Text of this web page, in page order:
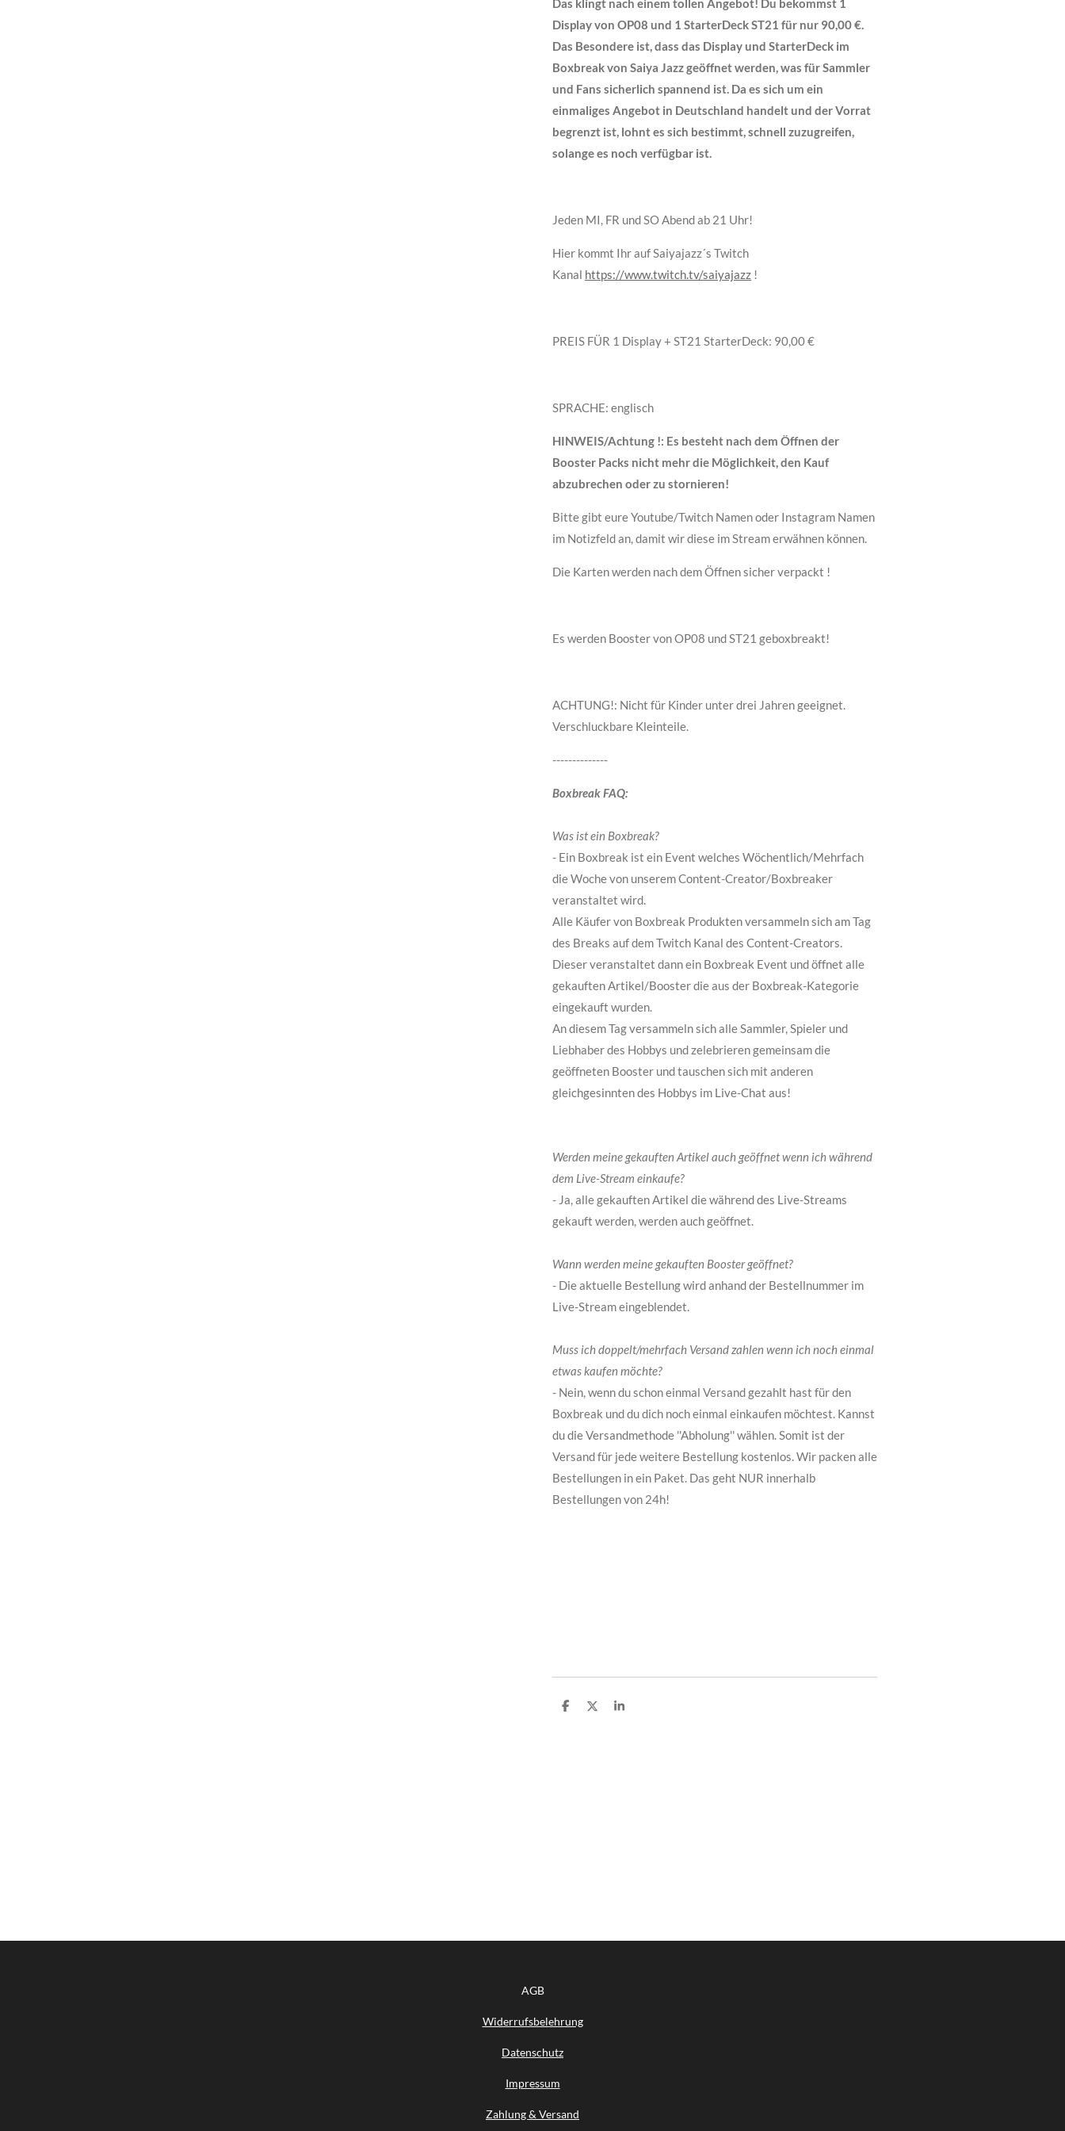
Display von OP08 und 1 StarterDeck ST21 für nur 90,00 €.
Das Besondere ist, dass das Display und StarterDeck im
Boxbreak von Saiya Jazz geöffnet werden, was für Sammler
und Fans sicherlich spannend ist. Da es sich um ein
einmaliges Angebot in Deutschland handelt und der Vorrat
begrenzt ist, lohnt es sich bestimmt, schnell zuzugreifen,
solange es noch verfügbar ist.
Jeden MI, FR und SO Abend ab 21 Uhr!
Hier kommt Ihr auf Saiyajazz´s Twitch
Kanal https://www.twitch.tv/saiyajazz !
PREIS FÜR 1 Display + ST21 StarterDeck: 90,00 €
SPRACHE: englisch
HINWEIS/Achtung !: Es besteht nach dem Öffnen der
Booster Packs nicht mehr die Möglichkeit, den Kauf
abzubrechen oder zu stornieren!
Bitte gibt eure Youtube/Twitch Namen oder Instagram Namen
im Notizfeld an, damit wir diese im Stream erwähnen können.
Die Karten werden nach dem Öffnen sicher verpackt !
Es werden Booster von OP08 und ST21 geboxbreakt!
ACHTUNG!: Nicht für Kinder unter drei Jahren geeignet.
Verschluckbare Kleinteile.
--------------
Boxbreak FAQ:
Was ist ein Boxbreak?
- Ein Boxbreak ist ein Event welches Wöchentlich/Mehrfach
die Woche von unserem Content-Creator/Boxbreaker
veranstaltet wird.
Alle Käufer von Boxbreak Produkten versammeln sich am Tag
des Breaks auf dem Twitch Kanal des Content-Creators.
Dieser veranstaltet dann ein Boxbreak Event und öffnet alle
gekauften Artikel/Booster die aus der Boxbreak-Kategorie
eingekauft wurden.
An diesem Tag versammeln sich alle Sammler, Spieler und
Liebhaber des Hobbys und zelebrieren gemeinsam die
geöffneten Booster und tauschen sich mit anderen
gleichgesinnten des Hobbys im Live-Chat aus!
Werden meine gekauften Artikel auch geöffnet wenn ich während
dem Live-Stream einkaufe?
- Ja, alle gekauften Artikel die während des Live-Streams
gekauft werden, werden auch geöffnet.
Wann werden meine gekauften Booster geöffnet?
- Die aktuelle Bestellung wird anhand der Bestellnummer im
Live-Stream eingeblendet.
Muss ich doppelt/mehrfach Versand zahlen wenn ich noch einmal
etwas kaufen möchte?
- Nein, wenn du schon einmal Versand gezahlt hast für den
Boxbreak und du dich noch einmal einkaufen möchtest. Kannst
du die Versandmethode ''Abholung'' wählen. Somit ist der
Versand für jede weitere Bestellung kostenlos. Wir packen alle
Bestellungen in ein Paket. Das geht NUR innerhalb
Bestellungen von 24h!
T
T
T
AGB
Widerrufsbelehrung
Datenschutz
Impressum
Zahlung & Versand